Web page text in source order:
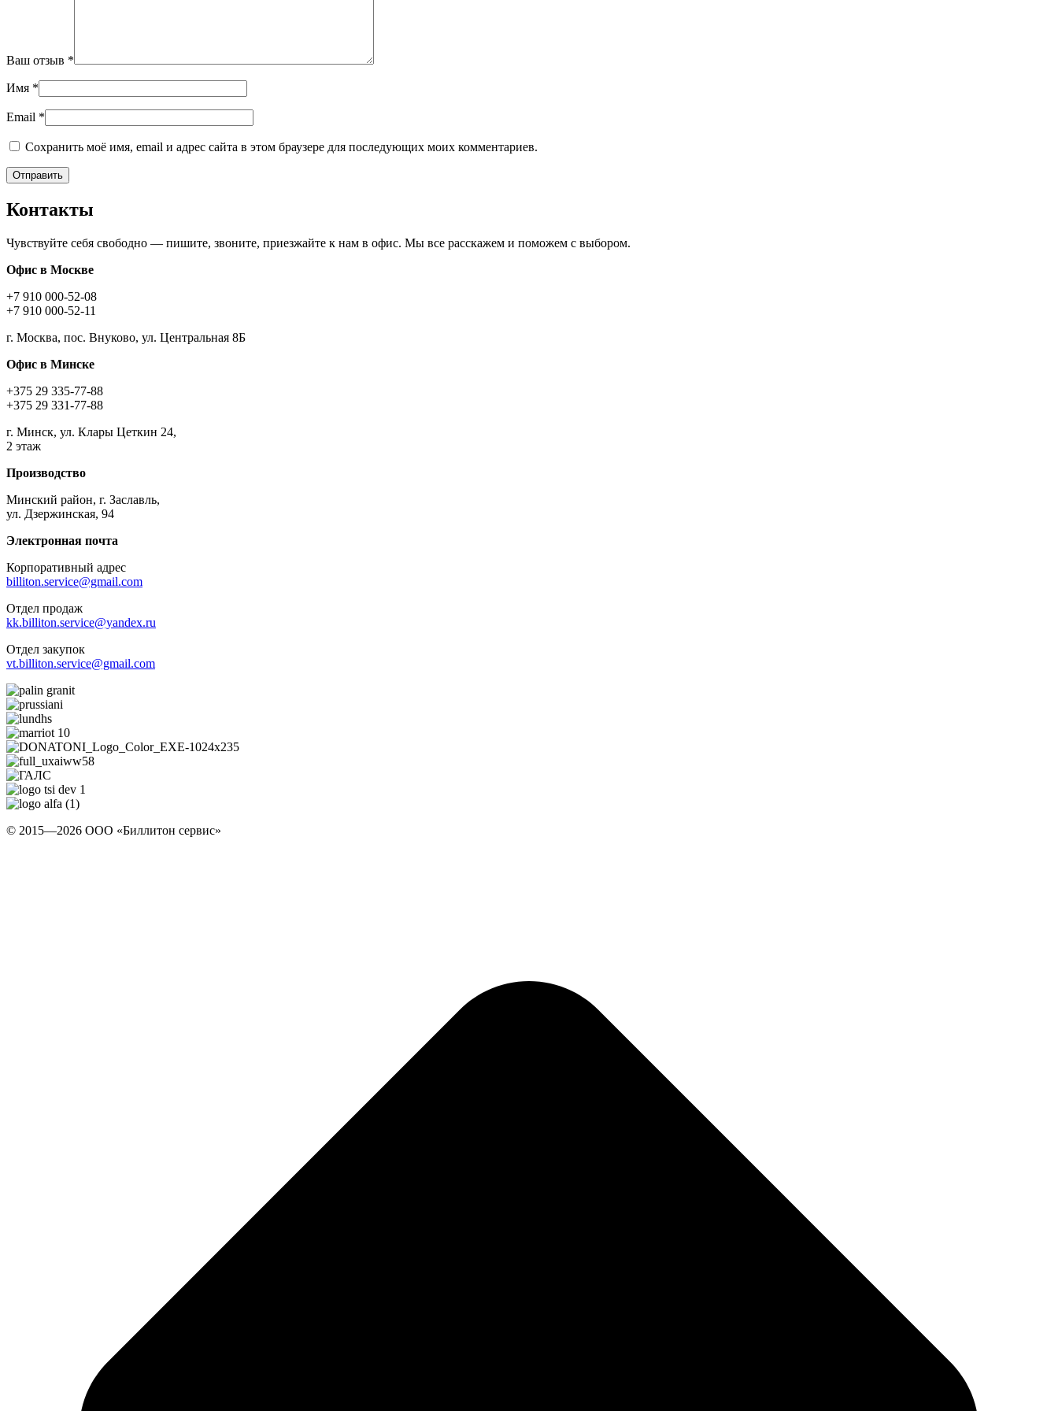
Ваш отзыв *
Имя *
Email *
Сохранить моё имя, email и адрес сайта в этом браузере для последующих моих комментариев.
Контакты
Чувствуйте себя свободно — пишите, звоните, приезжайте к нам в офис. Мы все расскажем и поможем с выбором.
Офис в Москве
+7 910 000-52-08
+7 910 000-52-11
г. Москва, пос. Внуково, ул. Центральная 8Б
Офис в Минске
+375 29 335-77-88
+375 29 331-77-88
г. Минск, ул. Клары Цеткин 24,
2 этаж
Производство
Минский район, г. Заславль,
ул. Дзержинская, 94
Электронная почта
Корпоративный адрес
billiton.service@gmail.com
Отдел продаж
kk.billiton.service@yandex.ru
Отдел закупок
vt.billiton.service@gmail.com
© 2015—2026 ООО «Биллитон сервис»